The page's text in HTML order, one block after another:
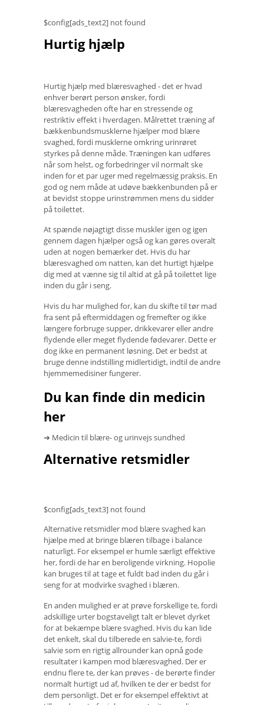
$config[ads_text2] not found
Hurtig hjælp
Hurtig hjælp med blæresvaghed - det er hvad
enhver berørt person ønsker, fordi
blæresvagheden ofte har en stressende og
restriktiv effekt i hverdagen. Målrettet træning af
bækkenbundsmusklerne hjælper mod blære
svaghed, fordi musklerne omkring urinrøret
styrkes på denne måde. Træningen kan udføres
når som helst, og forbedringer vil normalt ske
inden for et par uger med regelmæssig praksis. En
god og nem måde at udøve bækkenbunden på er
at bevidst stoppe urinstrømmen mens du sidder
på toilettet.
At spænde nøjagtigt disse muskler igen og igen
gennem dagen hjælper også og kan gøres overalt
uden at nogen bemærker det. Hvis du har
blæresvaghed om natten, kan det hurtigt hjælpe
dig med at vænne sig til altid at gå på toilettet lige
inden du går i seng.
Hvis du har mulighed for, kan du skifte til tør mad
fra sent på eftermiddagen og fremefter og ikke
længere forbruge supper, drikkevarer eller andre
flydende eller meget flydende fødevarer. Dette er
dog ikke en permanent løsning. Det er bedst at
bruge denne indstilling midlertidigt, indtil de andre
hjemmemedisiner fungerer.
Du kan finde din medicin
her
➔ Medicin til blære- og urinvejs sundhed
Alternative retsmidler
$config[ads_text3] not found
Alternative retsmidler mod blære svaghed kan
hjælpe med at bringe blæren tilbage i balance
naturligt. For eksempel er humle særligt effektive
her, fordi de har en beroligende virkning. Hopolie
kan bruges til at tage et fuldt bad inden du går i
seng for at modvirke svaghed i blæren.
En anden mulighed er at prøve forskellige te, fordi
adskillige urter bogstaveligt talt er blevet dyrket
for at bekæmpe blære svaghed. Hvis du kan lide
det enkelt, skal du tilberede en salvie-te, fordi
salvie som en rigtig allrounder kan opnå gode
resultater i kampen mod blæresvaghed. Der er
endnu flere te, der kan prøves - de berørte finder
normalt hurtigt ud af, hvilken te der er bedst for
dem personligt. Det er for eksempel effektivt at